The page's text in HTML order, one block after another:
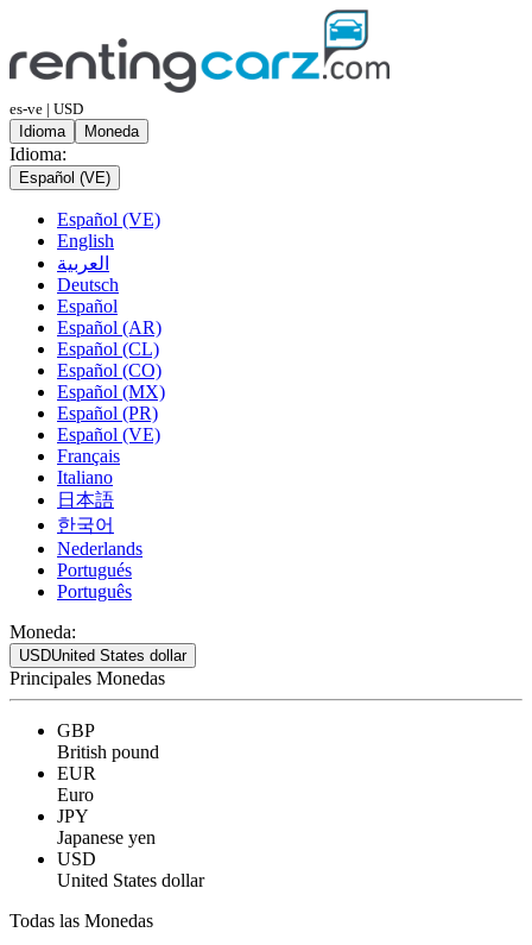
es-ve | USD
Idioma
Moneda
Idioma:
Español (VE)
Español (VE)
English
العربية
Deutsch
Español
Español (AR)
Español (CL)
Español (CO)
Español (MX)
Español (PR)
Español (VE)
Français
Italiano
日本語
한국어
Nederlands
Portugués
Português
Moneda:
USDUnited States dollar
Principales Monedas
GBP
British pound
EUR
Euro
JPY
Japanese yen
USD
United States dollar
Todas las Monedas